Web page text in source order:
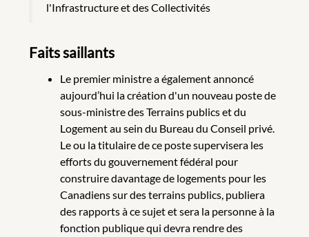
l'Infrastructure et des Collectivités
Faits saillants
Le premier ministre a également annoncé
aujourd’hui la création d'un nouveau poste de
sous-ministre des Terrains publics et du
Logement au sein du Bureau du Conseil privé.
Le ou la titulaire de ce poste supervisera les
efforts du gouvernement fédéral pour
construire davantage de logements pour les
Canadiens sur des terrains publics, publiera
des rapports à ce sujet et sera la personne à la
fonction publique qui devra rendre des